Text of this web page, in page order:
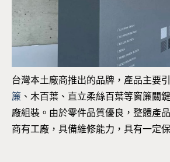
台灣本土廠商推出的品牌，產品主要
簾 、木百葉、直立柔絲百葉等窗簾關
廠組裝。由於零件品質優良，整體產
商有工廠，具備維修能力，具有一定